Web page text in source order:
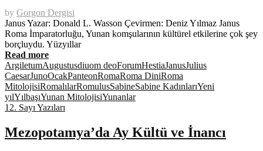
by Gorgon Dergisi
Janus Yazar: Donald L. Wasson Çevirmen: Deniz Yılmaz Janus
Roma İmparatorluğu, Yunan komşularının kültürel etkilerine çok şey
borçluydu. Yüzyıllar
Read more
ArgiletumAugustusdiuom deoForumHestiaJanusJulius
CaesarJunoOcakPanteonRomaRoma DiniRoma
MitolojisiRomalılarRomulusSabineSabine KadınlarıYeni
yılYılbaşıYunan MitolojisiYunanlar
12. Sayı Yazıları
Mezopotamya’da Ay Kültü ve İnancı